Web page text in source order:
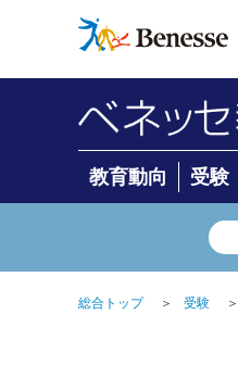
教育動向 受験
総合トップ ＞ 受験 ＞